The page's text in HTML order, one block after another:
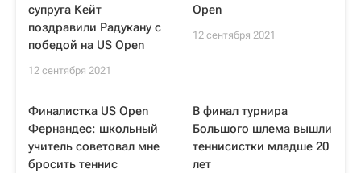
супруга Кейт
поздравили Радукану с
победой на US Open
12 сентября 2021
Open
12 сентября 2021
Финалистка US Open
Фернандес: школьный
учитель советовал мне
бросить теннис
В финал турнира
Большого шлема вышли
теннисистки младше 20
лет